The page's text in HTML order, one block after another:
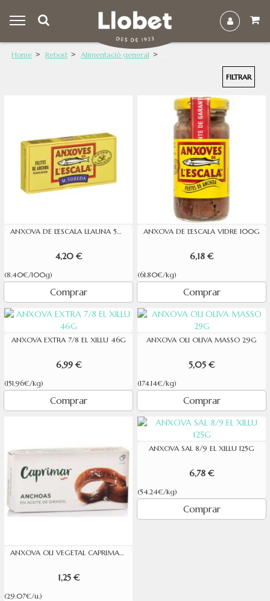
Home Rebost Alimentació general
FILTRAR
ANXOVA DE L'ESCALA LLAUNA 50G
4,20 €
(8.40€/100g)
Comprar
ANXOVA DE L'ESCALA VIDRE 100G
6,18 €
(61.80€/kg)
Comprar
ANXOVA EXTRA 7/8 EL XILLU 46G
6,99 €
(151.96€/kg)
Comprar
ANXOVA OLI OLIVA MASSO 29G
5,05 €
(174.14€/kg)
Comprar
ANXOVA OLI VEGETAL CAPRIMAR RR42
1,25 €
(29.07€/u.)
ANXOVA SAL 8/9 EL XILLU 125G
6,78 €
(54.24€/kg)
Comprar